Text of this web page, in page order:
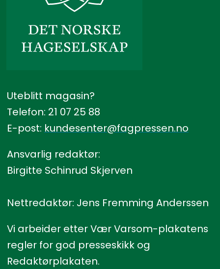
Uteblitt magasin?
Telefon: 21 07 25 88
E-post: kundesenter@fagpressen.no
Ansvarlig redaktør:
Birgitte Schinrud Skjerven
Nettredaktør: Jens Fremming Anderssen
Vi arbeider etter Vær Varsom-plakatens
regler for god presseskikk og
Redaktørplakaten.